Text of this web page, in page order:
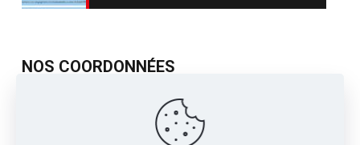
NOS COORDONNÉES
717, Avenue de St Quentin